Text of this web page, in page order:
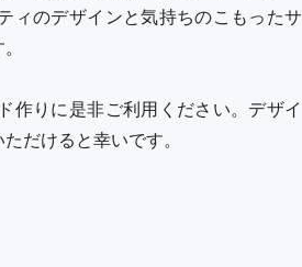
ィのデザインと気持ちのこもったサ
作りに是非ご利用ください。デザイ
だけると幸いです。